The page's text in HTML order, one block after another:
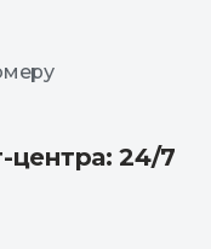
центра: 24/7